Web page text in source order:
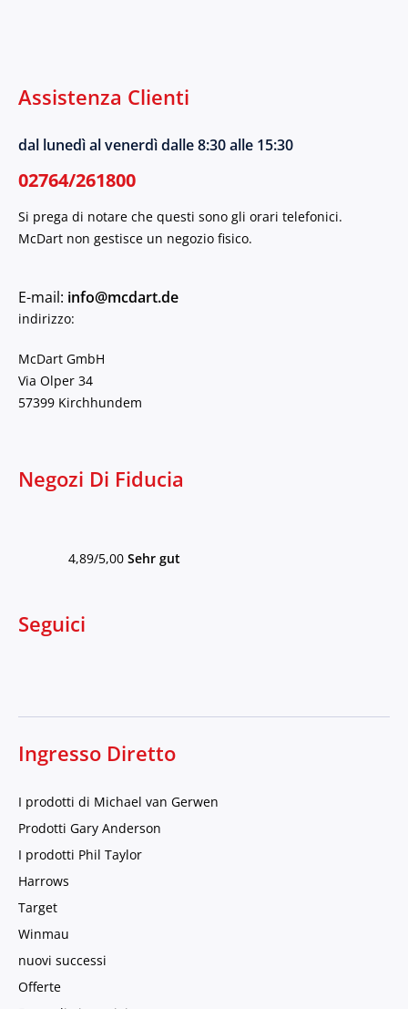
Assistenza Clienti
dal lunedì al venerdì dalle 8:30 alle 15:30
02764/261800
Si prega di notare che questi sono gli orari telefonici.
McDart non gestisce un negozio fisico.
E-mail: info@mcdart.de
indirizzo:
McDart GmbH
Via Olper 34
57399 Kirchhundem
Negozi Di Fiducia
4,89/5,00 Sehr gut
Seguici
Ingresso Diretto
I prodotti di Michael van Gerwen
Prodotti Gary Anderson
I prodotti Phil Taylor
Harrows
Target
Winmau
nuovi successi
Offerte